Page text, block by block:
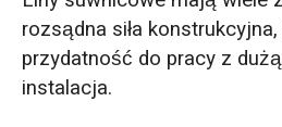
rozsądna siła konstrukcyjna,
przydatność do pracy z
instalacja.